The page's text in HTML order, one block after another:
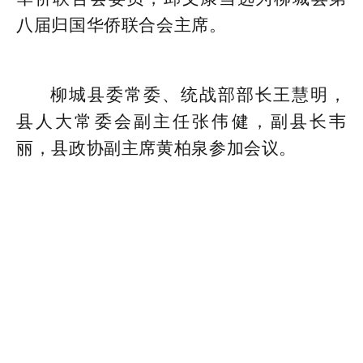
八届归国华侨联合会主席。
柳城县委常委、统战部部长王慧明，
县人大常委会副主任张伟健，副县长韦
丽，县政协副主席黄柏泉参加会议。